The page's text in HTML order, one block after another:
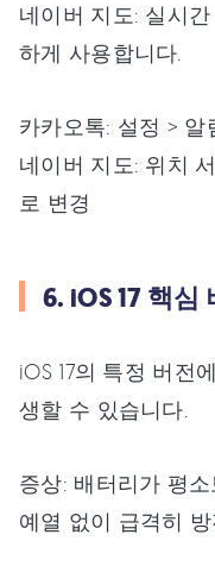
네이버 지도: 실시
하게 사용합니다.
카카오톡: 설정 >
네이버 지도: 위치
로 변경
6. iOS 17 핵심
iOS 17의 특정 버전
생할 수 있습니다.
증상: 배터리가 평
예열 없이 급격히